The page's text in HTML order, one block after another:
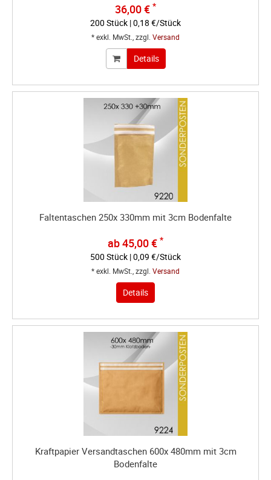
36,00 € *
200 Stück | 0,18 €/Stück
* exkl. MwSt., zzgl. Versand
Details
Faltentaschen 250x 330mm mit 3cm Bodenfalte
ab 45,00 € *
500 Stück | 0,09 €/Stück
* exkl. MwSt., zzgl. Versand
Details
Kraftpapier Versandtaschen 600x 480mm mit 3cm
Bodenfalte